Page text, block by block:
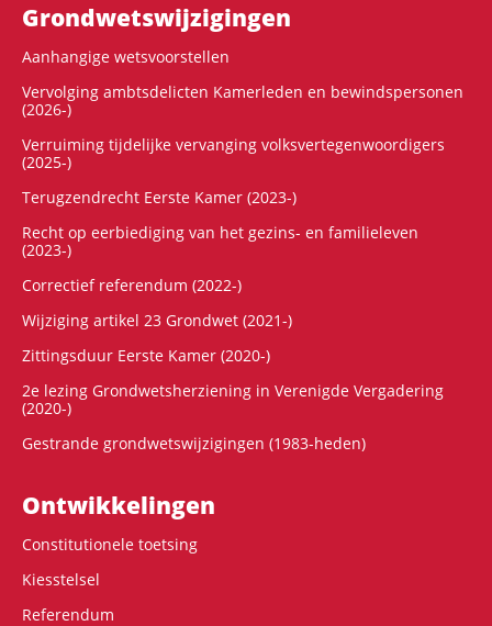
Grondwets­wijzigingen
Aanhangige wetsvoorstellen
Vervolging ambtsdelicten Kamerleden en bewindspersonen
(2026-)
Verruiming tijdelijke vervanging volksvertegenwoordigers
(2025-)
Terugzendrecht Eerste Kamer (2023-)
Recht op eerbiediging van het gezins- en familieleven
(2023-)
Correctief referendum (2022-)
Wijziging artikel 23 Grondwet (2021-)
Zittingsduur Eerste Kamer (2020-)
2e lezing Grondwetsherziening in Verenigde Vergadering
(2020-)
Gestrande grondwetswijzigingen (1983-heden)
Ontwikke­lingen
Constitutionele toetsing
Kiesstelsel
Referendum